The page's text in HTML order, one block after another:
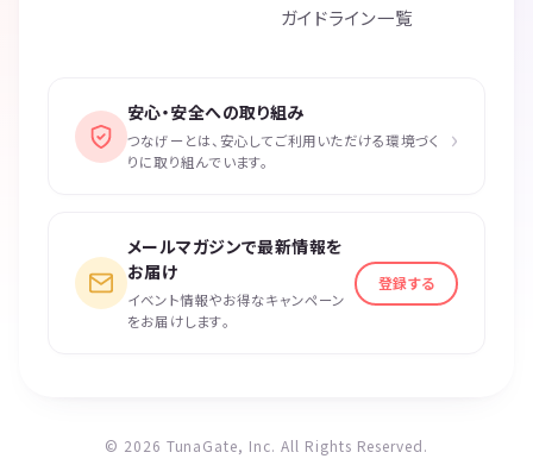
ガイドライン一覧
安心・安全への取り組み
つなげーとは、安心してご利用いただける環境づく
りに取り組んでいます。
›
メールマガジンで最新情報を
お届け
イベント情報やお得なキャンペーン
をお届けします。
登録する
© 2026 TunaGate, Inc. All Rights Reserved.